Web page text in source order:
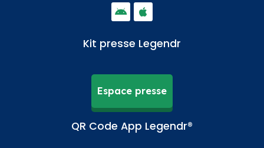
Kit presse Legendr
Espace presse
QR Code App Legendr®